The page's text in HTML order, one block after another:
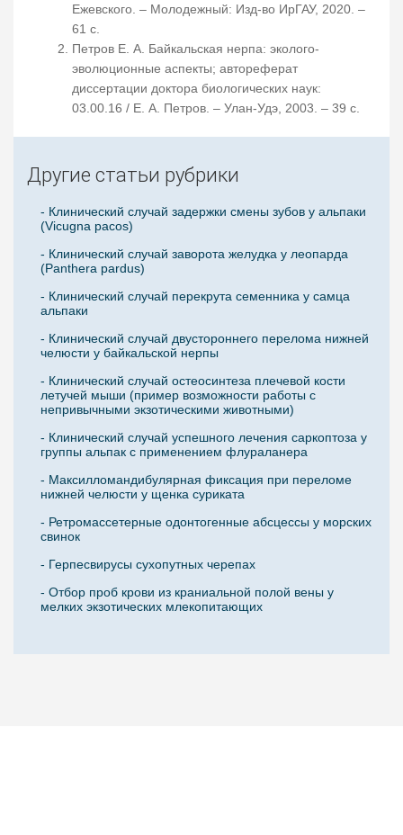
Ежевского. – Молодежный: Изд-во ИрГАУ, 2020. –
61 с.
Петров Е. А. Байкальская нерпа: эколого-
эволюционные аспекты; автореферат
диссертации доктора биологических наук:
03.00.16 / Е. А. Петров. – Улан-Удэ, 2003. – 39 с.
Другие статьи рубрики
- Клинический случай задержки смены зубов у альпаки
(Vicugna pacos)
- Клинический случай заворота желудка у леопарда
(Panthera pardus)
- Клинический случай перекрута семенника у самца
альпаки
- Клинический случай двустороннего перелома нижней
челюсти у байкальской нерпы
- Клинический случай остеосинтеза плечевой кости
летучей мыши (пример возможности работы с
непривычными экзотическими животными)
- Клинический случай успешного лечения саркоптоза у
группы альпак с применением флураланера
- Максилломандибулярная фиксация при переломе
нижней челюсти у щенка суриката
- Ретромасcетерные одонтогенные абсцессы у морских
свинок
- Герпесвирусы сухопутных черепах
- Отбор проб крови из краниальной полой вены у
мелких экзотических млекопитающих